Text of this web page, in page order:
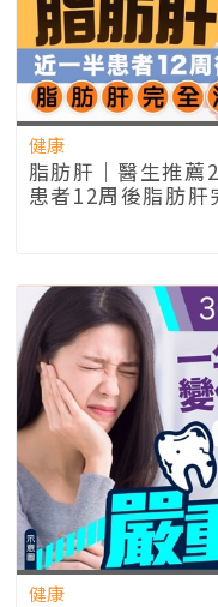
健康
脂肪肝｜醫生推薦
患者12周後脂肪肝
健康